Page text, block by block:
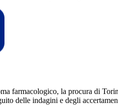
farmacologico, la procura di
delle indagini e degli